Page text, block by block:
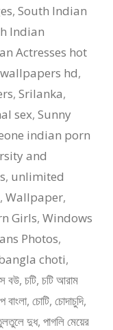
, South Indian
Indian
Actresses hot
hd,
, Srilanka,
sex, Sunny
indian porn
and
, unlimited
, Wallpaper,
Girls, Windows
Photos,
choti,
বউ, চটি, চটি আরাম
বাংলা, চোটি, চোদাচুদি,
দুধ, পাগলি মেয়ের